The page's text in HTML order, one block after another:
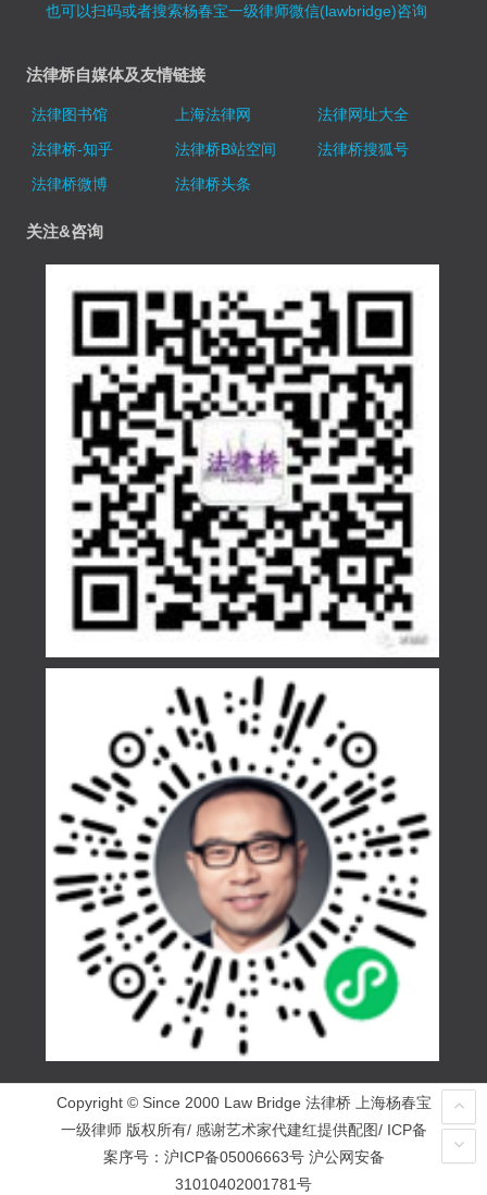
也可以扫码或者搜索杨春宝一级律师微信(lawbridge)咨询
法律桥自媒体及友情链接
法律图书馆 上海法律网
法律网址大全
法律桥-知乎
法律桥B站空间
法律桥搜狐号
法律桥微博
法律桥头条
关注&咨询
Copyright © Since 2000 Law Bridge 法律桥 上海杨春宝
一级律师 版权所有/ 感谢艺术家代建红提供配图/ ICP备
案序号： 沪ICP备05006663号 沪公网安备
31010402001781号